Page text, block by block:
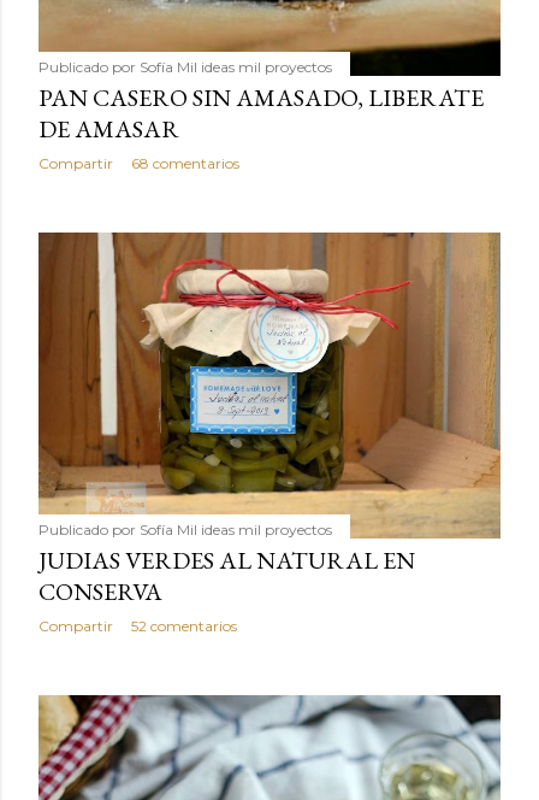
Publicado por Sofía Mil ideas mil proyectos
PAN CASERO SIN AMASADO, LIBERATE
DE AMASAR
Compartir 68 comentarios
Publicado por Sofía Mil ideas mil proyectos
JUDIAS VERDES AL NATURAL EN
CONSERVA
Compartir 52 comentarios